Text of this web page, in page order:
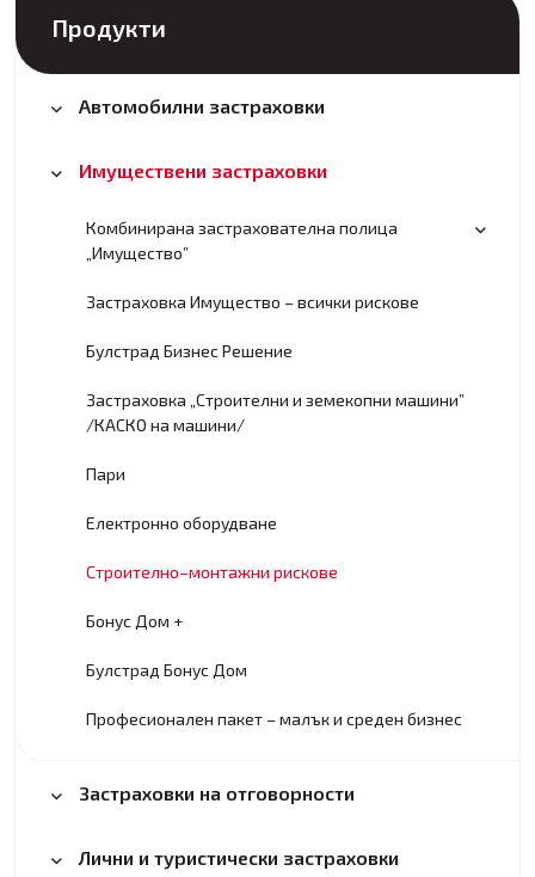
Продукти
Автомобилни застраховки
Имуществени застраховки
Комбинирана застрахователна полица
„Имущество”
Застраховка Имущество – всички рискове
Булстрад Бизнес Решение
Застраховка „Строителни и земекопни машини”
/КАСКО на машини/
Пари
Eлектронно оборудване
Строително–монтажни рискове
Бонус Дом +
Булстрад Бонус Дом
Професионален пакет – малък и среден бизнес
Застраховки на отговорности
Лични и туристически застраховки